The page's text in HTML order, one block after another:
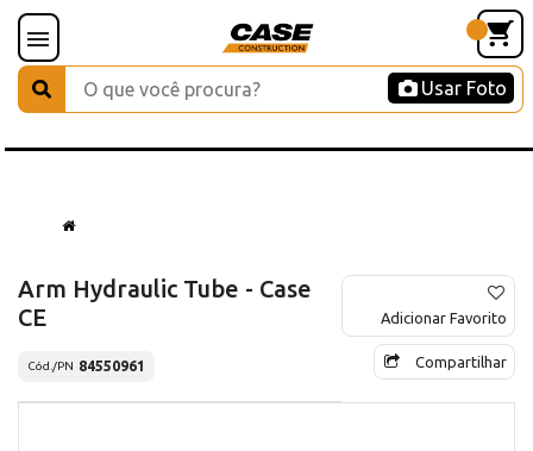
Usar Foto
Arm Hydraulic Tube - Case
CE
Cód./PN 84550961
Adicionar Favorito
Compartilhar